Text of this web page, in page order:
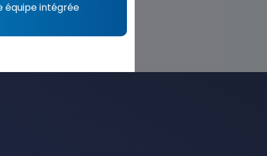
équipe intégrée